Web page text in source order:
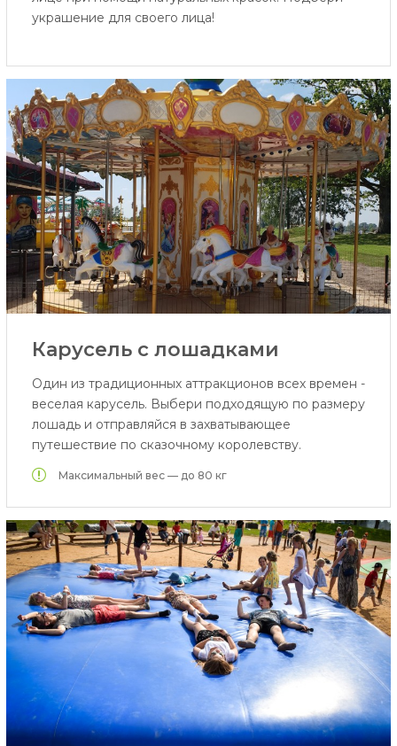
украшение для своего лица!
Карусель с лошадками
Один из традиционных аттракционов всех времен -
веселая карусель. Выбери подходящую по размеру
лошадь и отправляйся в захватывающее
путешествие по сказочному королевству.
Максимальный вес — до 80 кг